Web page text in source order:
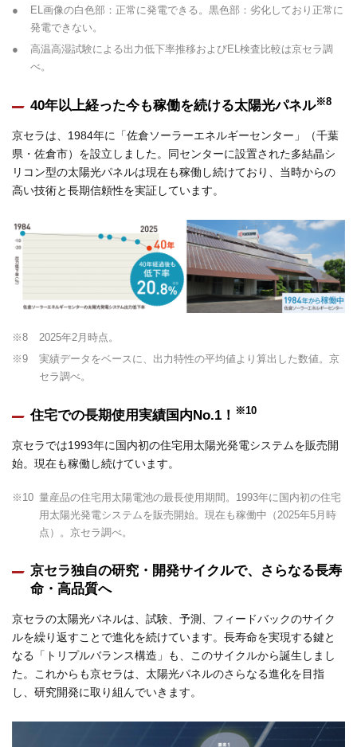
●
EL画像の白色部：正常に発電できる。黒色部：劣化しており正常に
発電できない。
●
高温高湿試験による出力低下率推移およびEL検査比較は京セラ調
べ。
40年以上経った今も稼働を続ける太陽光パネル※8
京セラは、1984年に「佐倉ソーラーエネルギーセンター」（千葉
県・佐倉市）を設立しました。同センターに設置された多結晶シ
リコン型の太陽光パネルは現在も稼働し続けており、当時からの
高い技術と長期信頼性を実証しています。
※8
2025年2月時点。
※9
実績データをベースに、出力特性の平均値より算出した数値。京
セラ調べ。
住宅での長期使用実績国内No.1！ ※10
京セラでは1993年に国内初の住宅用太陽光発電システムを販売開
始。現在も稼働し続けています。
※10 量産品の住宅用太陽電池の最長使用期間。1993年に国内初の住宅
用太陽光発電システムを販売開始。現在も稼働中（2025年5月時
点）。京セラ調べ。
京セラ独自の研究・開発サイクルで、さらなる長寿
命・高品質へ
京セラの太陽光パネルは、試験、予測、フィードバックのサイク
ルを繰り返すことで進化を続けています。長寿命を実現する鍵と
なる「トリプルバランス構造」も、このサイクルから誕生しまし
た。これからも京セラは、太陽光パネルのさらなる進化を目指
し、研究開発に取り組んでいきます。